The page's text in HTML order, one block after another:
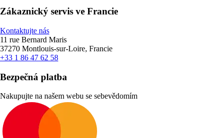
Zákaznický servis ve Francie
Kontaktujte nás
11 rue Bernard Maris
37270 Montlouis-sur-Loire, Francie
+33 1 86 47 62 58
Bezpečná platba
Nakupujte na našem webu se sebevědomím